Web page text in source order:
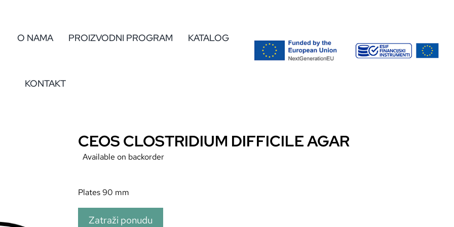
O NAMA PROIZVODNI PROGRAM KATALOG
KONTAKT
CEOS CLOSTRIDIUM DIFFICILE AGAR
Available on backorder
Plates 90 mm
Zatraži ponudu